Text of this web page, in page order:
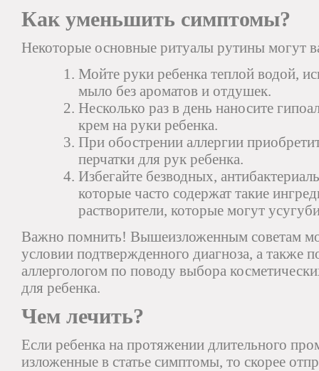
Как уменьшить симптомы?
Некоторые основные ритуалы рутины могут
Мойте руки ребенка теплой водой,
мыло без ароматов и отдушек.
Несколько раз в день наносите
крем на руки ребенка.
При обострении аллергии
перчатки для рук ребенка.
Избегайте безводных,
которые часто содержат такие
растворители, которые могут
Важно помнить! Вышеизложенным советам
условии подтвержденного диагноза, а также
аллергологом по поводу выбора
для ребенка.
Чем лечить?
Если ребенка на протяжении длительного
изложенные в статье симптомы, то скорее